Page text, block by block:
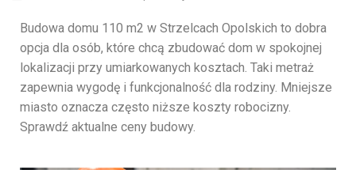
Budowa domu 110 m2 w Strzelcach Opolskich to dobra
opcja dla osób, które chcą zbudować dom w spokojnej
lokalizacji przy umiarkowanych kosztach. Taki metraż
zapewnia wygodę i funkcjonalność dla rodziny. Mniejsze
miasto oznacza często niższe koszty robocizny.
Sprawdź aktualne ceny budowy.